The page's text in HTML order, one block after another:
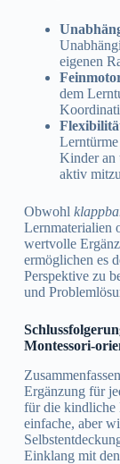
eigenen
dem
Kinder an
aktiv
Obwohl
Lernmaterialien
wertvolle
ermöglichen es
Perspektive zu
und
Montessori-
Ergänzung für
für die kindliche
einfache, aber
Einklang mit